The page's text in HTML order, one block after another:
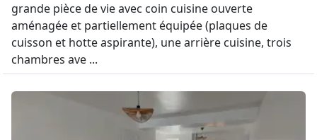
grande pièce de vie avec coin cuisine ouverte
aménagée et partiellement équipée (plaques de
cuisson et hotte aspirante), une arrière cuisine, trois
chambres ave ...